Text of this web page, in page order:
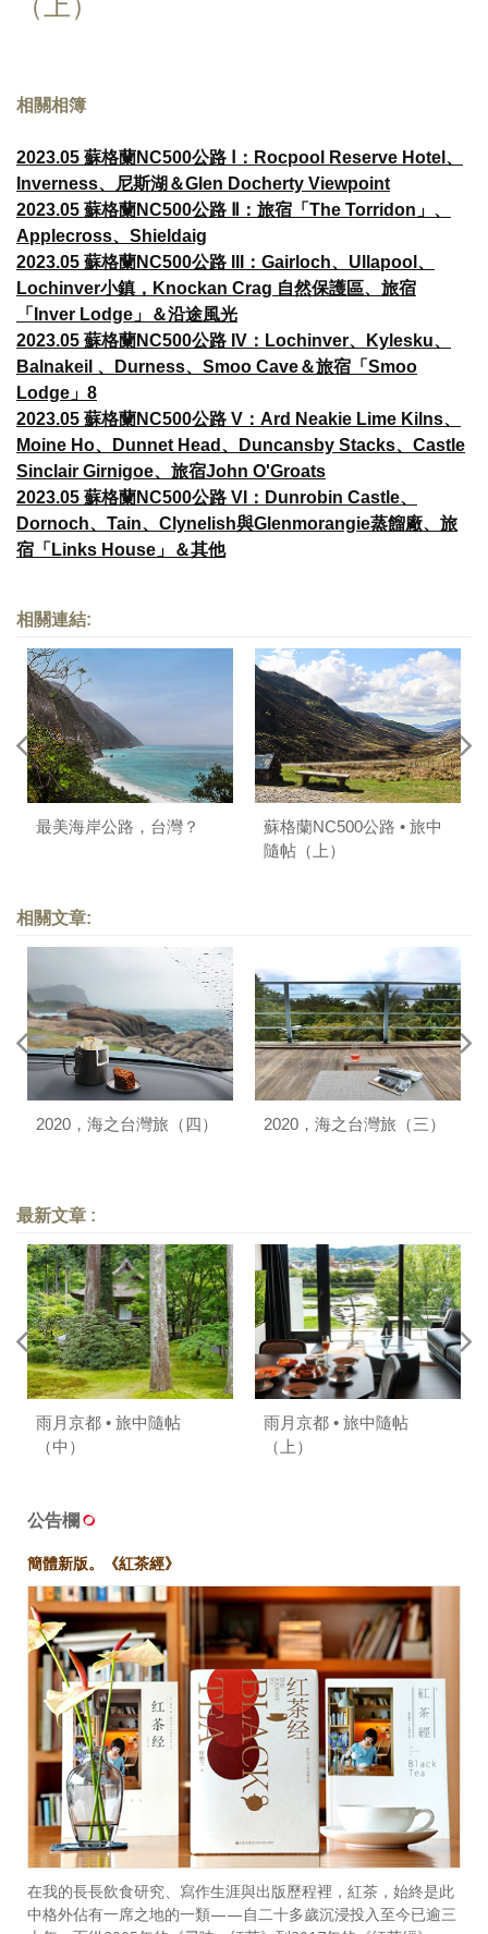
相關相簿
2023.05 蘇格蘭NC500公路 Ⅰ：Rocpool Reserve Hotel、
Inverness、尼斯湖＆Glen Docherty Viewpoint
2023.05 蘇格蘭NC500公路 Ⅱ：旅宿「The Torridon」、
Applecross、Shieldaig
2023.05 蘇格蘭NC500公路 III：Gairloch、Ullapool、
Lochinver小鎮，Knockan Crag 自然保護區、旅宿
「Inver Lodge」＆沿途風光
2023.05 蘇格蘭NC500公路 IV：Lochinver、Kylesku、
Balnakeil 、Durness、Smoo Cave＆旅宿「Smoo
Lodge」8
2023.05 蘇格蘭NC500公路 V：Ard Neakie Lime Kilns、
Moine Ho、Dunnet Head、Duncansby Stacks、Castle
Sinclair Girnigoe、旅宿John O'Groats
2023.05 蘇格蘭NC500公路 VI：Dunrobin Castle、
Dornoch、Tain、Clynelish與Glenmorangie蒸餾廠、旅
宿「Links House」＆其他
相關連結:
最美海岸公路，台灣？
蘇格蘭NC500公路 • 旅中
隨帖（上）
相關文章:
2020，海之台灣旅（四） 2020，海之台灣旅（三）
最新文章 :
雨月京都 • 旅中隨帖
（中）
雨月京都 • 旅中隨帖
（上）
公告欄
簡體新版。《紅茶經》
在我的長長飲食研究、寫作生涯與出版歷程裡，紅茶，始終是此
中格外佔有一席之地的一類——自二十多歲沉浸投入至今已逾三